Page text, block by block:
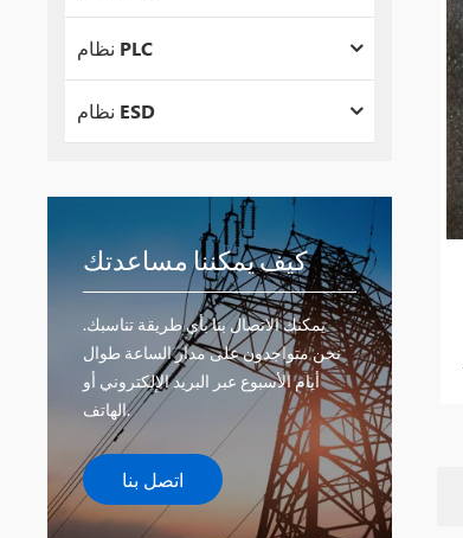
نظام PLC
نظام ESD
كيف يمكننا مساعدتك
يمكنك الاتصال بنا بأي طريقة تناسبك.
نحن متواجدون على مدار الساعة طوال
أيام الأسبوع عبر البريد الإلكتروني أو
الهاتف.
اتصل بنا